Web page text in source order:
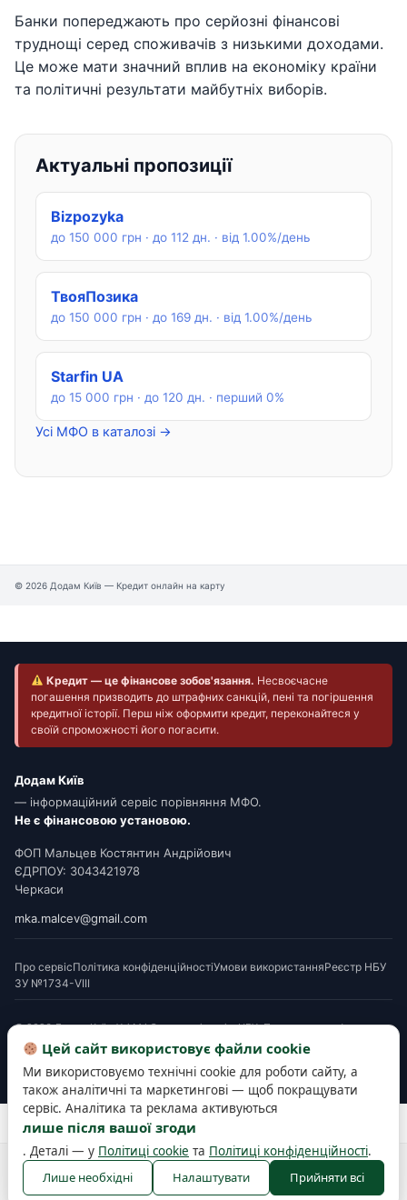
Банки попереджають про серйозні фінансові
труднощі серед споживачів з низькими доходами.
Це може мати значний вплив на економіку країни
та політичні результати майбутніх виборів.
Актуальні пропозиції
Bizpozyka
до 150 000 грн · до 112 дн. · від 1.00%/день
ТвояПозика
до 150 000 грн · до 169 дн. · від 1.00%/день
Starfin UA
до 15 000 грн · до 120 дн. · перший 0%
Усі МФО в каталозі →
© 2026 Додам Київ — Кредит онлайн на карту
Кредит — це фінансове зобов'язання. Несвоєчасне
погашення призводить до штрафних санкцій, пені та погіршення
кредитної історії. Перш ніж оформити кредит, переконайтеся у
своїй спроможності його погасити.
Додам Київ
— інформаційний сервіс порівняння МФО.
Не є фінансовою установою.
ФОП Мальцев Костянтин Андрійович
ЄДРПОУ: 3043421978
Черкаси
mka.malcev@gmail.com
Про сервісПолітика конфіденційностіУмови використанняРеєстр НБУ
ЗУ №1734-VIII
© 2026 Додам Київ. Усі МФО мають ліцензію НБУ. Посилання на офери є
партнерськими. Перед підписанням ознайомтеся з Паспортом споживчого
кредиту. Деякі матеріали готуються з використанням AI-інструментів і
верифікуються редакцією.
Розробка та підтримка сайту —
Цей сайт використовує файли cookie
Ми використовуємо технічні cookie для роботи сайту, а
також аналітичні та маркетингові — щоб покращувати
сервіс. Аналітика та реклама активуються
лише після вашої згоди
. Деталі — у Політиці cookie та Політиці конфіденційності.
Лише необхідні
Налаштувати Прийняти всі
Політика конфіденційності Політика cookie
Правила користування
Публічна офертаНалаштування cookies